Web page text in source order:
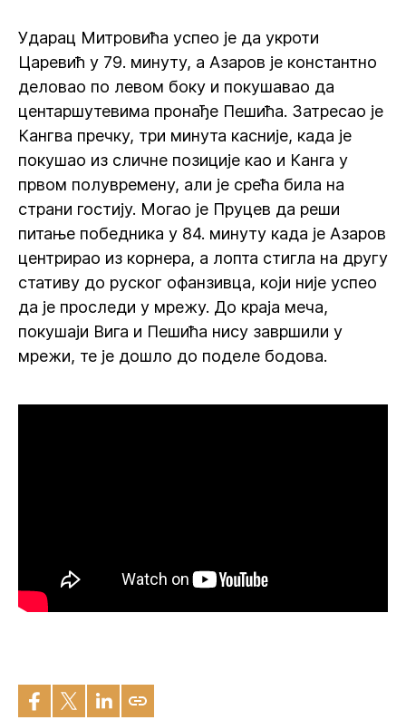
Ударац Митровића успео је да укроти
Царевић у 79. минуту, а Азаров је константно
деловао по левом боку и покушавао да
центаршутевима пронађе Пешића. Затресао је
Кангва пречку, три минута касније, када је
покушао из сличне позиције као и Канга у
првом полувремену, али је срећа била на
страни гостију. Могао је Пруцев да реши
питање победника у 84. минуту када је Азаров
центрирао из корнера, а лопта стигла на другу
стативу до руског офанзивца, који није успео
да је проследи у мрежу. До краја меча,
покушаји Вига и Пешића нису завршили у
мрежи, те је дошло до поделе бодова.